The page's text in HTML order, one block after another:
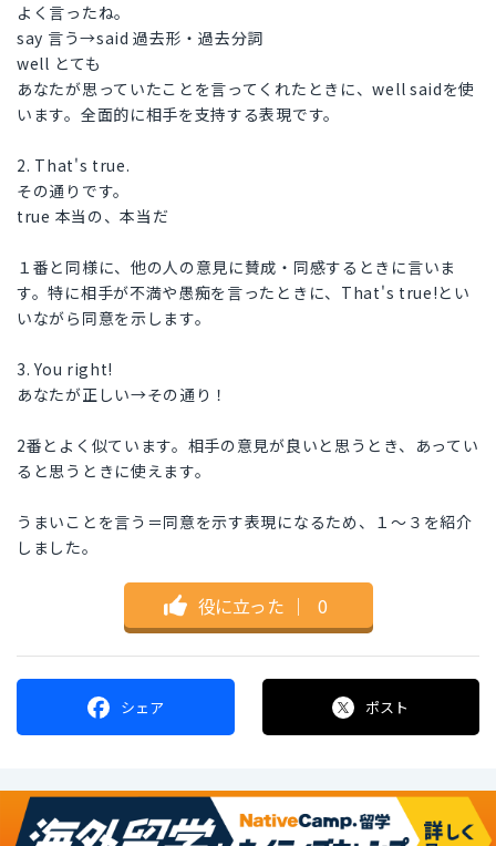
よく言ったね。
say 言う→said 過去形・過去分詞
well とても
あなたが思っていたことを言ってくれたときに、well saidを使
います。全面的に相手を支持する表現です。
2. That's true.
その通りです。
true 本当の、本当だ
１番と同様に、他の人の意見に賛成・同感するときに言いま
す。特に相手が不満や愚痴を言ったときに、That's true!とい
いながら同意を示します。
3. You right!
あなたが正しい→その通り！
2番とよく似ています。相手の意見が良いと思うとき、あってい
ると思うときに使えます。
うまいことを言う＝同意を示す表現になるため、１～３を紹介
しました。
役に立った ｜ 0
シェア ポスト